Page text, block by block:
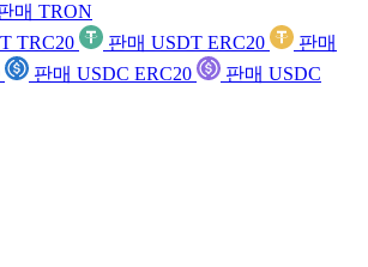
매 TRON
TRC20
판매 USDT ERC20
판매
판매 USDC ERC20
판매 USDC